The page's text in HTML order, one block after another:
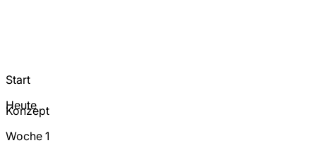
Start
Heute
Konzept
Woche 1